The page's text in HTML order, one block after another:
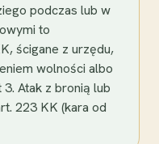
podczas lub w
to
ścigane z urzędu,
wolności albo
Atak z bronią lub
223 KK (kara od